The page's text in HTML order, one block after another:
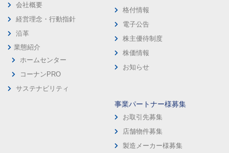
会社概要
経営理念・行動指針
沿革
業態紹介
ホームセンター
コーナンPRO
サステナビリティ
格付情報
電子公告
株主優待制度
株価情報
お知らせ
事業パートナー様募集
お取引先募集
店舗物件募集
製造メーカー様募集